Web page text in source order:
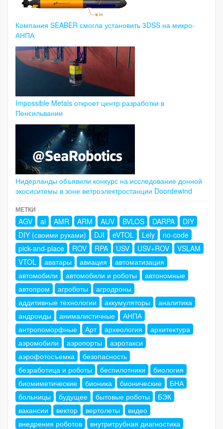
Компания SEABER смогла установить 3DSS на микро-
АНПА
Impossible Metals откроет центр разработки в
Пенсильвании
Нидерланды объявили конкурс на исследование донной
экосиситемы в зоне ветроэлектростанции Doordewind
МЕТКИ
AGV ai AMR ARM AUV BVLOS DARPA
DIY
DIY (своими руками)
DJI eVTOL Lely
no-code
pick-and-place
ROV RPA USV USV+ROV
VSLAM
VTOL
аватары авиация
автоматизация
автомобили
автомобили и роботы
автономные
автопром
агроботы
агродроны
аддитивные технологии
аккумуляторы
аналитика
андроиды
анималистичные
АНПА
антропоморфные
Арт археология
архитектура
аэромобили
аэропорты
аэротакси
аэрофотосъемка
безопасность
безработица и роботы
беспилотники
биология
биомиметические
бионика бионические
БНА
больницы
будущее бытовые роботы
БЭК
вакансии
вектор вертолеты
видео
внедрения роботов
внутритрубная диагностика